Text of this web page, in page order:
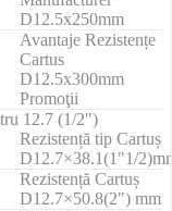
D12.5x250mm
Avantaje Rezistențe
Cartus
D12.5x300mm
Promoţii
12.7 (1/2")
Rezistență tip Cartuș
D12.7×38.1(1"1/
Rezistență Cartuș
D12.7×50.8(2") mm